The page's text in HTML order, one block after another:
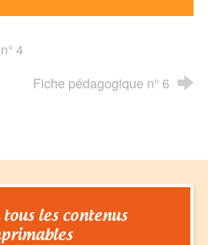
4
Fiche pédagogique n° 6
tous les contenus